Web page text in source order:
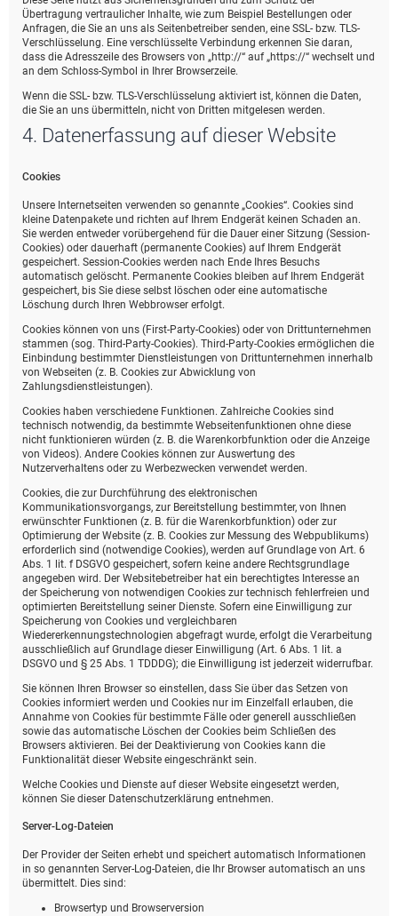
Übertragung vertraulicher Inhalte, wie zum Beispiel Bestellungen oder
Anfragen, die Sie an uns als Seitenbetreiber senden, eine SSL- bzw. TLS-
Verschlüsselung. Eine verschlüsselte Verbindung erkennen Sie daran,
dass die Adresszeile des Browsers von „http://“ auf „https://“ wechselt und
an dem Schloss-Symbol in Ihrer Browserzeile.
Wenn die SSL- bzw. TLS-Verschlüsselung aktiviert ist, können die Daten,
die Sie an uns übermitteln, nicht von Dritten mitgelesen werden.
4. Datenerfassung auf dieser Website
Cookies
Unsere Internetseiten verwenden so genannte „Cookies“. Cookies sind
kleine Datenpakete und richten auf Ihrem Endgerät keinen Schaden an.
Sie werden entweder vorübergehend für die Dauer einer Sitzung (Session-
Cookies) oder dauerhaft (permanente Cookies) auf Ihrem Endgerät
gespeichert. Session-Cookies werden nach Ende Ihres Besuchs
automatisch gelöscht. Permanente Cookies bleiben auf Ihrem Endgerät
gespeichert, bis Sie diese selbst löschen oder eine automatische
Löschung durch Ihren Webbrowser erfolgt.
Cookies können von uns (First-Party-Cookies) oder von Drittunternehmen
stammen (sog. Third-Party-Cookies). Third-Party-Cookies ermöglichen die
Einbindung bestimmter Dienstleistungen von Drittunternehmen innerhalb
von Webseiten (z. B. Cookies zur Abwicklung von
Zahlungsdienstleistungen).
Cookies haben verschiedene Funktionen. Zahlreiche Cookies sind
technisch notwendig, da bestimmte Webseitenfunktionen ohne diese
nicht funktionieren würden (z. B. die Warenkorbfunktion oder die Anzeige
von Videos). Andere Cookies können zur Auswertung des
Nutzerverhaltens oder zu Werbezwecken verwendet werden.
Cookies, die zur Durchführung des elektronischen
Kommunikationsvorgangs, zur Bereitstellung bestimmter, von Ihnen
erwünschter Funktionen (z. B. für die Warenkorbfunktion) oder zur
Optimierung der Website (z. B. Cookies zur Messung des Webpublikums)
erforderlich sind (notwendige Cookies), werden auf Grundlage von Art. 6
Abs. 1 lit. f DSGVO gespeichert, sofern keine andere Rechtsgrundlage
angegeben wird. Der Websitebetreiber hat ein berechtigtes Interesse an
der Speicherung von notwendigen Cookies zur technisch fehlerfreien und
optimierten Bereitstellung seiner Dienste. Sofern eine Einwilligung zur
Speicherung von Cookies und vergleichbaren
Wiedererkennungstechnologien abgefragt wurde, erfolgt die Verarbeitung
ausschließlich auf Grundlage dieser Einwilligung (Art. 6 Abs. 1 lit. a
DSGVO und § 25 Abs. 1 TDDDG); die Einwilligung ist jederzeit widerrufbar.
Sie können Ihren Browser so einstellen, dass Sie über das Setzen von
Cookies informiert werden und Cookies nur im Einzelfall erlauben, die
Annahme von Cookies für bestimmte Fälle oder generell ausschließen
sowie das automatische Löschen der Cookies beim Schließen des
Browsers aktivieren. Bei der Deaktivierung von Cookies kann die
Funktionalität dieser Website eingeschränkt sein.
Welche Cookies und Dienste auf dieser Website eingesetzt werden,
können Sie dieser Datenschutzerklärung entnehmen.
Server-Log-Dateien
Der Provider der Seiten erhebt und speichert automatisch Informationen
in so genannten Server-Log-Dateien, die Ihr Browser automatisch an uns
übermittelt. Dies sind:
Browsertyp und Browserversion